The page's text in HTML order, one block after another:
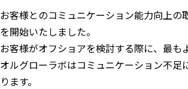
お客様とのコミュニケーション能力向上
を開始いたしました。
お客様がオフショアを検討する際に、最も
オルグローラボはコミュニケーション不
ります。